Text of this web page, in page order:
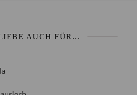
AUCH FÜR...